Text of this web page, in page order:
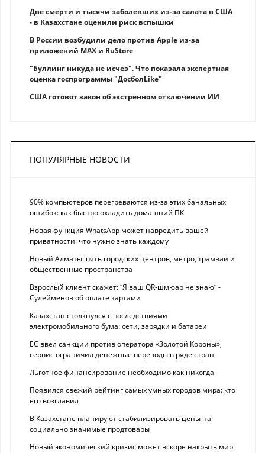
Две смерти и тысячи заболевших из-за салата в США
- в Казахстане оценили риск вспышки
В России возбудили дело против Apple из-за
приложений MAX и RuStore
"Буллинг никуда не исчез". Что показала экспертная
оценка госпрограммы "ДосболLike"
США готовят закон об экстренном отключении ИИ
ПОПУЛЯРНЫЕ НОВОСТИ
90% компьютеров перегреваются из-за этих банальных
ошибок: как быстро охладить домашний ПК
Новая функция WhatsApp может навредить вашей
приватности: что нужно знать каждому
Новый Алматы: пять городских центров, метро, трамваи и
общественные пространства
Взрослый клиент скажет: “Я ваш QR-шмюар не знаю“ -
Сулейменов об оплате картами
Казахстан столкнулся с последствиями
электромобильного бума: сети, зарядки и батареи
ЕС ввел санкции против оператора «Золотой Короны»,
сервис ограничил денежные переводы в ряде стран
Льготное финансирование необходимо как никогда
Появился свежий рейтинг самых умных городов мира: кто
его возглавил
В Казахстане планируют стабилизировать цены на
социально значимые продтовары
Новый экономический кризис может вскоре накрыть мир